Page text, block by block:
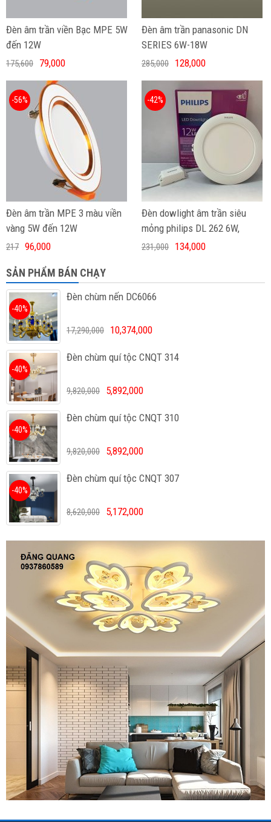
Đèn âm trần viền Bạc MPE 5W
đến 12W
175,600 79,000
Đèn âm trần panasonic DN
SERIES 6W-18W
285,000 128,000
Đèn âm trần MPE 3 màu viền
vàng 5W đến 12W
-56%
217 96,000
Đèn dowlight âm trần siêu
mỏng philips DL 262 6W,
9W,12W
-42%
231,000 134,000
SẢN PHẨM BÁN CHẠY
Đèn chùm nến DC6066
-40%
17,290,000 10,374,000
Đèn chùm quí tộc CNQT 314
-40%
9,820,000 5,892,000
Đèn chùm quí tộc CNQT 310
-40%
9,820,000 5,892,000
Đèn chùm quí tộc CNQT 307
-40%
8,620,000 5,172,000